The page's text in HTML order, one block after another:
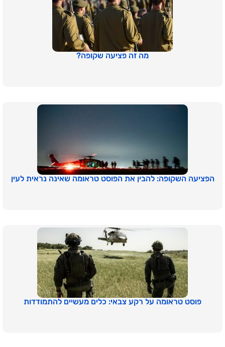
מה זה פציעה שקופה?
הפציעה השקופה: להבין את הפוסט טראומה שאינה נראית לעין
פוסט טראומה על רקע צבאי: כלים מעשיים להתמודדות